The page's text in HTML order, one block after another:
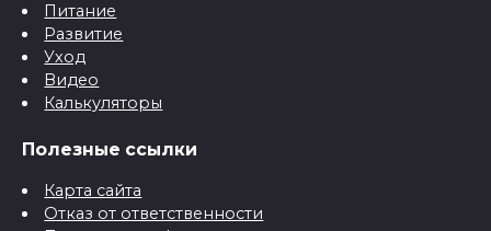
Питание
Развитие
Уход
Видео
Калькуляторы
Полезные ссылки
Карта сайта
Отказ от ответственности